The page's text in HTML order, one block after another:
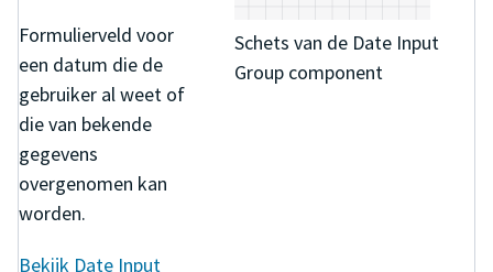
Schets van de Date Input
Group component
Formulierveld voor
een datum die de
gebruiker al weet of
die van bekende
gegevens
overgenomen kan
worden.
Bekijk Date Input